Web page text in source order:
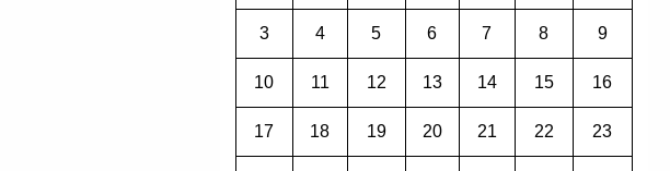
3 4 5 6 7 8 9
10 11 12 13 14 15 16
17 18 19 20 21 22 23